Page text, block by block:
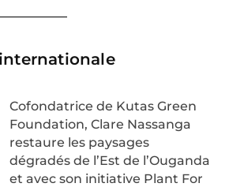
Cofondatrice de Kutas Green
Foundation, Clare Nassanga
restaure les paysages
dégradés de l’Est de l’Ouganda
et avec son initiative Plant For